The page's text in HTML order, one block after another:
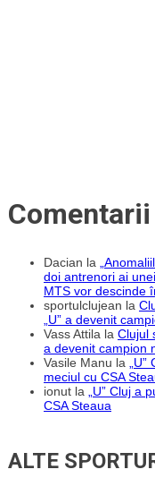
Dacian la
doi antrenori ai
MTS vor descinde
sportulclujean la
„U” a devenit
Vass Attila la Clujul
a devenit campion
Vasile Manu la
meciul cu CSA
ionut la
„U” Cluj a
CSA Steaua
ALTE